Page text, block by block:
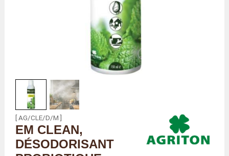
[ AG/CLE/D/M ]
EM CLEAN,
DÉSODORISANT